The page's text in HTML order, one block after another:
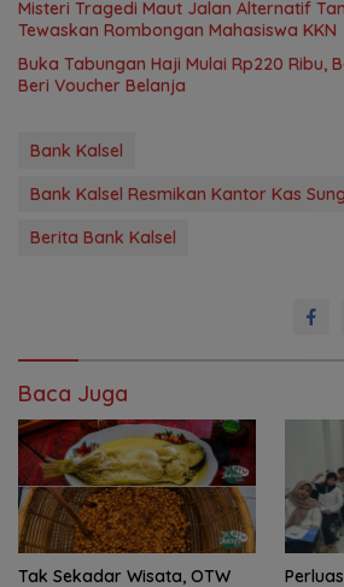
Misteri Tragedi Maut Jalan Alternatif
Tewaskan Rombongan Mahasiswa KKN
Buka Tabungan Haji Mulai Rp220 Ribu,
Beri Voucher Belanja
Bank Kalsel
Bank Kalsel Resmikan Kantor Kas
Berita Bank Kalsel
Baca Juga
Tak Sekadar Wisata, OTW